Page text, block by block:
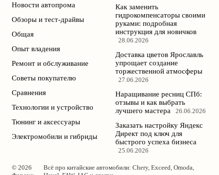
Новости автопрома
Обзоры и тест-драйвы
Общая
Опыт владения
Ремонт и обслуживание
Советы покупателю
Сравнения
Технологии и устройство
Тюнинг и аксессуары
Электромобили и гибриды
Как заменить
гидрокомпенсаторы своими
руками: подробная
инструкция для новичков
28.06.2026
Доставка цветов Ярославль
упрощает создание
торжественной атмосферы
27.06.2026
Наращивание ресниц СПб:
отзывы и как выбрать
лучшего мастера
26.06.2026
Заказать настройку Яндекс
Директ под ключ для
быстрого успеха бизнеса
25.06.2026
© 2026
Всё про китайские автомобили: Chery, Exceed, Omoda,